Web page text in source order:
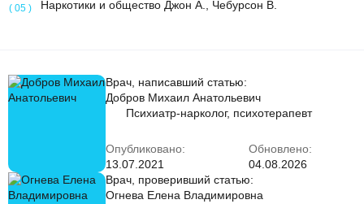
Наркотики и общество Джон А., Чебурсон В.
Врач, написавший статью:
Добров Михаил Анатольевич
Психиатр-нарколог, психотерапевт
Опубликовано:
13.07.2021
Обновлено:
04.08.2026
Врач, проверивший статью:
Огнева Елена Владимировна